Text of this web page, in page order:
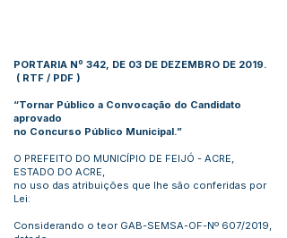
PORTARIA Nº 342, DE 03 DE DEZEMBRO DE 2019.
( RTF / PDF )
“Tornar Público a Convocação do Candidato
aprovado
no Concurso Público Municipal.”
O PREFEITO DO MUNICÍPIO DE FEIJÓ - ACRE,
ESTADO DO ACRE,
no uso das atribuições que lhe são conferidas por
Lei:
Considerando o teor GAB-SEMSA-OF-Nº 607/2019,